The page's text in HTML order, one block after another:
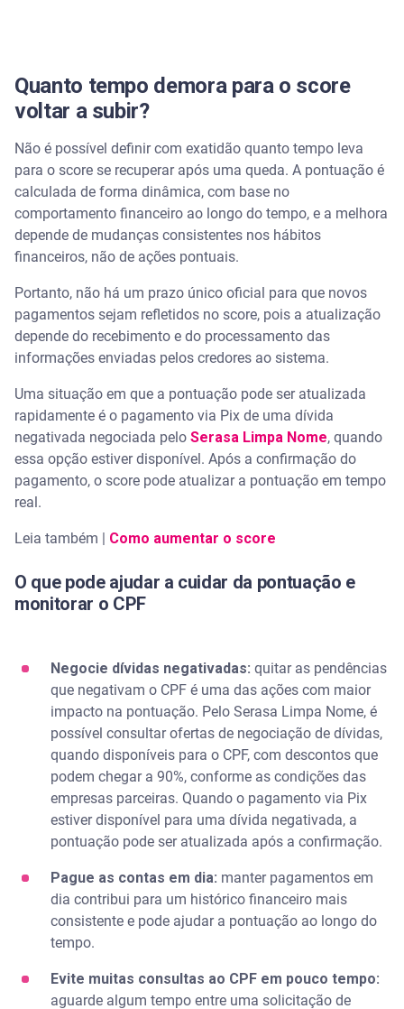
Quanto tempo demora para o score
voltar a subir?
Não é possível definir com exatidão quanto tempo leva
para o score se recuperar após uma queda. A pontuação é
calculada de forma dinâmica, com base no
comportamento financeiro ao longo do tempo, e a melhora
depende de mudanças consistentes nos hábitos
financeiros, não de ações pontuais.
Portanto, não há um prazo único oficial para que novos
pagamentos sejam refletidos no score, pois a atualização
depende do recebimento e do processamento das
informações enviadas pelos credores ao sistema.
Uma situação em que a pontuação pode ser atualizada
rapidamente é o pagamento via Pix de uma dívida
negativada negociada pelo Serasa Limpa Nome, quando
essa opção estiver disponível. Após a confirmação do
pagamento, o score pode atualizar a pontuação em tempo
real.
Leia também | Como aumentar o score
O que pode ajudar a cuidar da pontuação e
monitorar o CPF
Negocie dívidas negativadas: quitar as pendências
que negativam o CPF é uma das ações com maior
impacto na pontuação. Pelo Serasa Limpa Nome, é
possível consultar ofertas de negociação de dívidas,
quando disponíveis para o CPF, com descontos que
podem chegar a 90%, conforme as condições das
empresas parceiras. Quando o pagamento via Pix
estiver disponível para uma dívida negativada, a
pontuação pode ser atualizada após a confirmação.
Pague as contas em dia: manter pagamentos em
dia contribui para um histórico financeiro mais
consistente e pode ajudar a pontuação ao longo do
tempo.
Evite muitas consultas ao CPF em pouco tempo:
aguarde algum tempo entre uma solicitação de